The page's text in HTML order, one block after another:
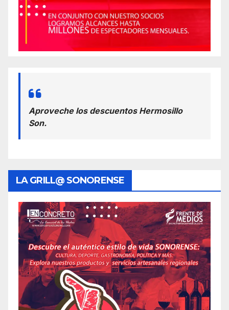
Aproveche los descuentos Hermosillo
Son.
LA GRILL@ SONORENSE